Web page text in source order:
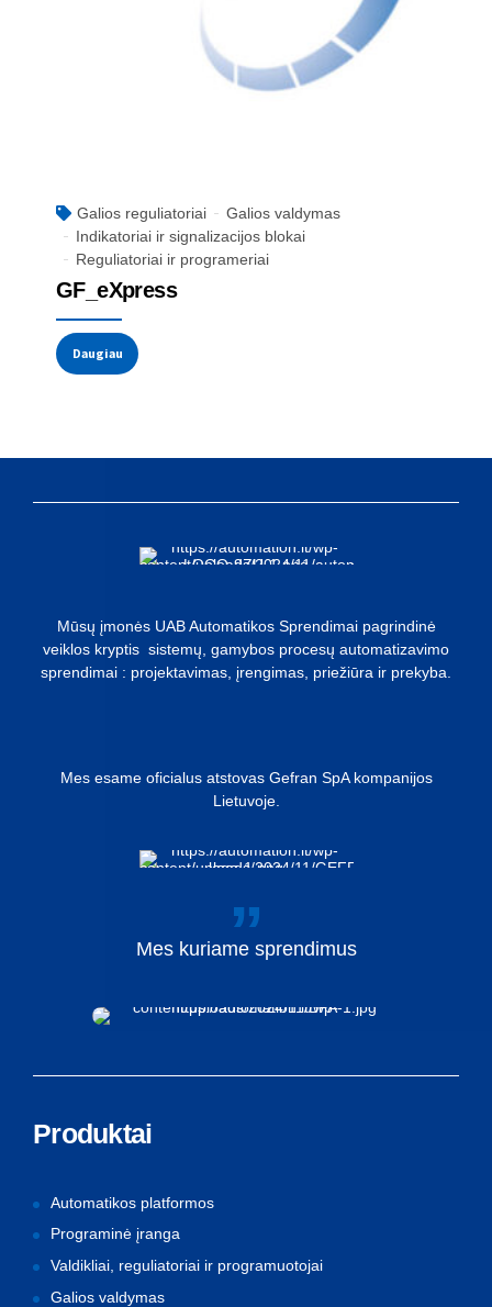
Galios reguliatoriai
Galios valdymas
Indikatoriai ir signalizacijos blokai
Reguliatoriai ir programeriai
GF_eXpress
Daugiau
Mūsų įmonės UAB Automatikos Sprendimai pagrindinė
veiklos kryptis sistemų, gamybos procesų automatizavimo
sprendimai : projektavimas, įrengimas, priežiūra ir prekyba.
Mes esame oficialus atstovas Gefran SpA kompanijos
Lietuvoje.
Mes kuriame sprendimus
Produktai
Automatikos platformos
Programinė įranga
Valdikliai, reguliatoriai ir programuotojai
Galios valdymas